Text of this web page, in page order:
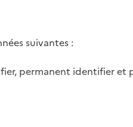
suivantes :
permanent identifier et